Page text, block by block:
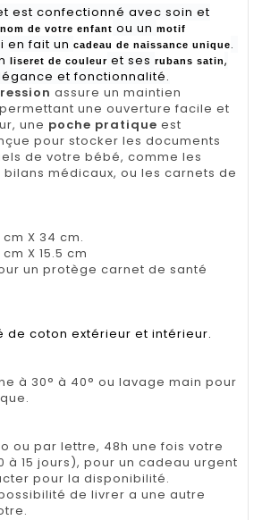
est confectionné avec soin et
de votre enfant ou un motif
en fait un cadeau de naissance unique.
liseret de couleur et ses rubans satin,
et fonctionnalité.
assure un maintien
une ouverture facile et
une poche pratique est
pour stocker les documents
de votre bébé, comme les
médicaux, ou les carnets de
X 34 cm.
X 15.5 cm
un protège carnet de santé
de coton extérieur et intérieur.
à 30° à 40° ou lavage main pour
ou par lettre, 48h une fois votre
à 15 jours), pour un cadeau urgent
pour la disponibilité.
de livrer a une autre